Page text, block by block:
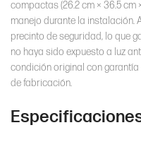
compactas (26.2 cm × 36.5 cm
manejo durante la instalación.
precinto de seguridad, lo que
no haya sido expuesto a luz
condición original con
de fabricación.